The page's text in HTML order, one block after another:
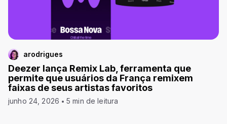
arodrigues
Deezer lança Remix Lab, ferramenta que
permite que usuários da França remixem
faixas de seus artistas favoritos
junho 24, 2026 5 min de leitura